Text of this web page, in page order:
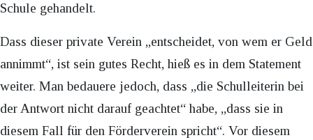
Schule gehandelt.
Dass dieser private Verein „entscheidet, von wem er Geld
annimmt“, ist sein gutes Recht, hieß es in dem Statement
weiter. Man bedauere jedoch, dass „die Schulleiterin bei
der Antwort nicht darauf geachtet“ habe, „dass sie in
diesem Fall für den Förderverein spricht“. Vor diesem